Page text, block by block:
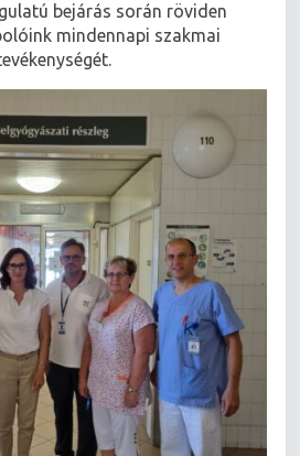
bejárás során röviden
mindennapi szakmai